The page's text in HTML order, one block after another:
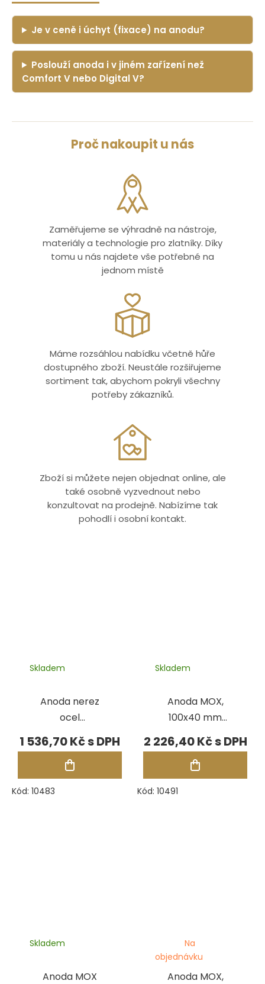
Je v ceně i úchyt (fixace) na anodu?
Poslouží anoda i v jiném zařízení než
Comfort V nebo Digital V?
Proč nakoupit u nás
Zaměřujeme se výhradně na nástroje,
materiály a technologie pro zlatníky. Díky
tomu u nás najdete vše potřebné na
jednom místě
Máme rozsáhlou nabídku včetně hůře
dostupného zboží. Neustále rozšiřujeme
sortiment tak, abychom pokryli všechny
potřeby zákazníků.
Zboží si můžete nejen objednat online, ale
také osobně vyzvednout nebo
konzultovat na prodejně. Nabízíme tak
pohodlí i osobní kontakt.
Anoda nerez
ocel
(RM01/RMgo!)
Skladem
1 536,70 Kč
Kód: 10483
Anoda MOX,
100x40 mm
(Comfort II a
Digital II)
Skladem
2 226,40 Kč
Kód: 10491
Anoda MOX
Skladem
Anoda MOX,
Na
objednávku